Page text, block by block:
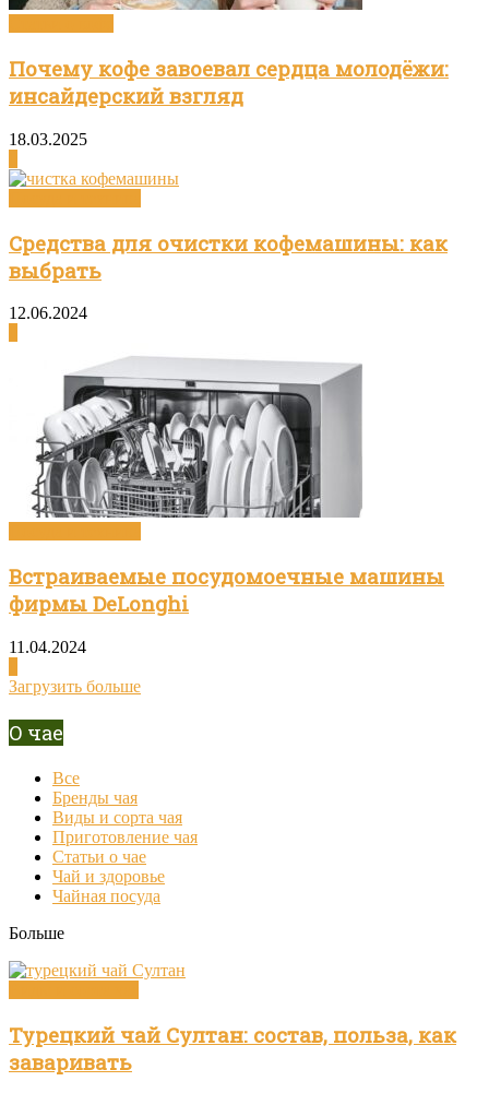
Почему кофе завоевал сердца молодёжи:
инсайдерский взгляд
18.03.2025
Средства для очистки кофемашины: как
выбрать
12.06.2024
Встраиваемые посудомоечные машины
фирмы DeLonghi
11.04.2024
Загрузить больше
О чае
Все
Бренды чая
Виды и сорта чая
Приготовление чая
Статьи о чае
Чай и здоровье
Чайная посуда
Больше
Турецкий чай Султан: состав, польза, как
заваривать